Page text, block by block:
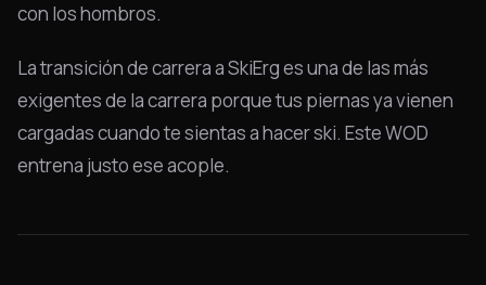
con los hombros.
La transición de carrera a SkiErg es una de las más
exigentes de la carrera porque tus piernas ya vienen
cargadas cuando te sientas a hacer ski. Este WOD
entrena justo ese acople.